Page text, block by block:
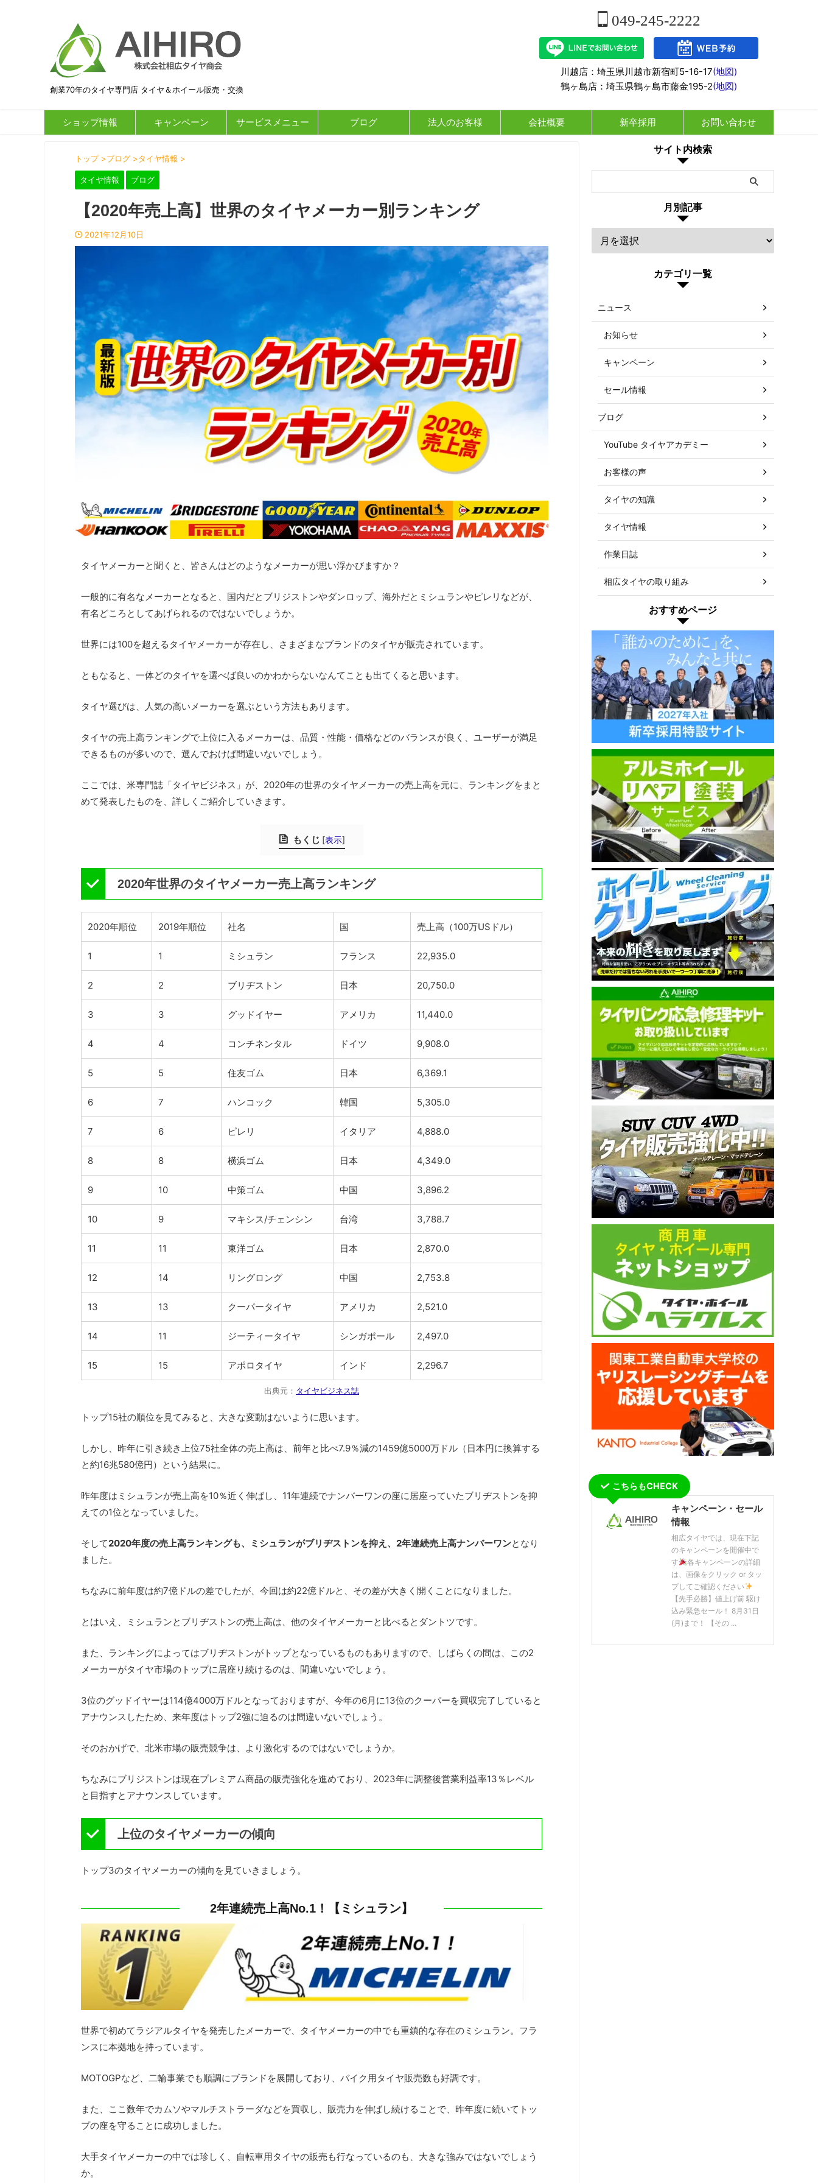
創業70年のタイヤ専門店 タイヤ＆ホイール販売・交換
049-245-2222
川越店：埼玉県川越市新宿町5-16-17(地図)
鶴ヶ島店：埼玉県鶴ヶ島市藤金195-2(地図)
ショップ情報 キャンペーン サービスメニュー ブログ 法人のお客様 会社概要 新卒採用 お問い合わせ
トップ >ブログ >タイヤ情報 >
タイヤ情報 ブログ
【2020年売上高】世界のタイヤメーカー別ランキング
2021年12月10日
タイヤメーカーと聞くと、皆さんはどのようなメーカーが思い浮かびますか？
一般的に有名なメーカーとなると、国内だとブリジストンやダンロップ、海外だとミシュランやピレリなどが、
有名どころとしてあげられるのではないでしょうか。
世界には100を超えるタイヤメーカーが存在し、さまざまなブランドのタイヤが販売されています。
ともなると、一体どのタイヤを選べば良いのかわからないなんてことも出てくると思います。
タイヤ選びは、人気の高いメーカーを選ぶという方法もあります。
タイヤの売上高ランキングで上位に入るメーカーは、品質・性能・価格などのバランスが良く、ユーザーが満足
できるものが多いので、選んでおけば間違いないでしょう。
ここでは、米専門誌「タイヤビジネス」が、2020年の世界のタイヤメーカーの売上高を元に、ランキングをまと
めて発表したものを、詳しくご紹介していきます。
もくじ [表示]
2020年世界のタイヤメーカー売上高ランキング
2020年順位 2019年順位 社名 国 売上高（100万USドル）
1 1 ミシュラン フランス 22,935.0
2 2 ブリヂストン 日本 20,750.0
3 3 グッドイヤー アメリカ 11,440.0
4 4 コンチネンタル ドイツ 9,908.0
5 5 住友ゴム 日本 6,369.1
6 7 ハンコック 韓国 5,305.0
7 6 ピレリ イタリア 4,888.0
8 8 横浜ゴム 日本 4,349.0
9 10 中策ゴム 中国 3,896.2
10 9 マキシス/チェンシン 台湾 3,788.7
11 11 東洋ゴム 日本 2,870.0
12 14 リングロング 中国 2,753.8
13 13 クーパータイヤ アメリカ 2,521.0
14 11 ジーティータイヤ シンガポール 2,497.0
15 15 アポロタイヤ インド 2,296.7
出典元： タイヤビジネス誌
トップ15社の順位を見てみると、大きな変動はないように思います。
しかし、昨年に引き続き上位75社全体の売上高は、前年と比べ7.9％減の1459億5000万ドル（日本円に換算する
と約16兆580億円）という結果に。
昨年度はミシュランが売上高を10％近く伸ばし、11年連続でナンバーワンの座に居座っていたブリヂストンを抑
えての1位となっていました。
そして2020年度の売上高ランキングも、ミシュランがブリヂストンを抑え、2年連続売上高ナンバーワンとなり
ました。
ちなみに前年度は約7億ドルの差でしたが、今回は約22億ドルと、その差が大きく開くことになりました。
とはいえ、ミシュランとブリヂストンの売上高は、他のタイヤメーカーと比べるとダントツです。
また、ランキングによってはブリヂストンがトップとなっているものもありますので、しばらくの間は、この2
メーカーがタイヤ市場のトップに居座り続けるのは、間違いないでしょう。
3位のグッドイヤーは114億4000万ドルとなっておりますが、今年の6月に13位のクーパーを買収完了していると
アナウンスしたため、来年度はトップ2強に迫るのは間違いないでしょう。
そのおかげで、北米市場の販売競争は、より激化するのではないでしょうか。
ちなみにブリジストンは現在プレミアム商品の販売強化を進めており、2023年に調整後営業利益率13％レベル
と目指すとアナウンスしています。
上位のタイヤメーカーの傾向
トップ3のタイヤメーカーの傾向を見ていきましょう。
2年連続売上高No.1！【ミシュラン】
世界で初めてラジアルタイヤを発売したメーカーで、タイヤメーカーの中でも重鎮的な存在のミシュラン。フラ
ンスに本拠地を持っています。
MOTOGPなど、二輪事業でも順調にブランドを展開しており、バイク用タイヤ販売数も好調です。
また、ここ数年でカムソやマルチストラーダなどを買収し、販売力を伸ばし続けることで、昨年度に続いてトッ
プの座を守ることに成功しました。
大手タイヤメーカーの中では珍しく、自転車用タイヤの販売も行なっているのも、大きな強みではないでしょう
か。
サイト内検索
月別記事
カテゴリ一覧
ニュース
お知らせ
キャンペーン
セール情報
ブログ
YouTube タイヤアカデミー
お客様の声
タイヤの知識
タイヤ情報
作業日誌
相広タイヤの取り組み
おすすめページ
こちらもCHECK
キャンペーン・セール
情報
相広タイヤでは、現在下記
のキャンペーンを開催中で
す
各キャンペーンの詳細
は、画像をクリック or タッ
プしてご確認ください
【先手必勝】値上げ前 駆け
込み緊急セール！ 8月31日
(月)まで！ 【その ...